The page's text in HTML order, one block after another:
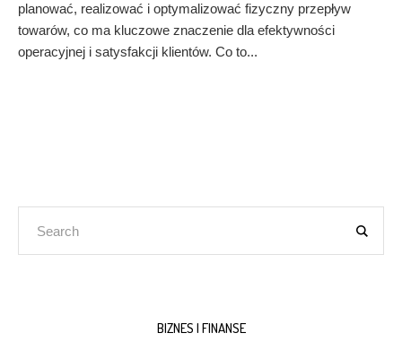
planować, realizować i optymalizować fizyczny przepływ
towarów, co ma kluczowe znaczenie dla efektywności
operacyjnej i satysfakcji klientów. Co to...
BIZNES I FINANSE